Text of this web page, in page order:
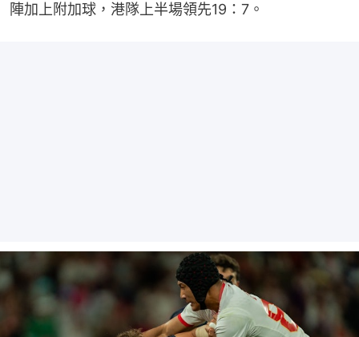
陣加上附加球，港隊上半場領先19：7。